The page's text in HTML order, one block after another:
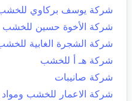
شركة يوسف بركاوي
شركة الأخوة حسين للخشب
شركة الشجرة الغابية
شركة هـ أ للخشب
شركة صانيبات
شركة الاعمار للخشب ومواد